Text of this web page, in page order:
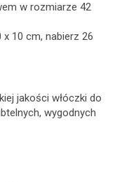
w rozmiarze 42
10 cm, nabierz 26
jakości włóczki do
wygodnych